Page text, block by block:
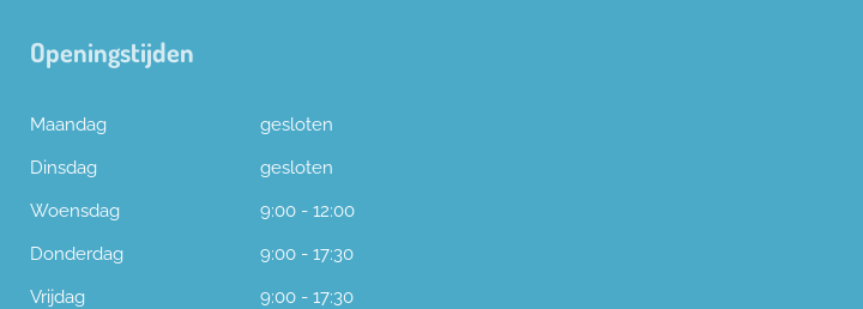
Openingstijden
Maandag
gesloten
Dinsdag
gesloten
Woensdag
9:00 - 12:00
Donderdag
9:00 - 17:30
Vrijdag
9:00 - 17:30